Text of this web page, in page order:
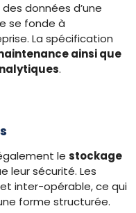
données d’une
se fonde à
La spécification
ainsi que
.
le stockage
leur sécurité. Les
inter-opérable, ce qui
forme structurée.